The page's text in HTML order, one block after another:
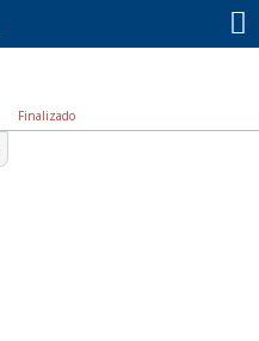
Finalizado